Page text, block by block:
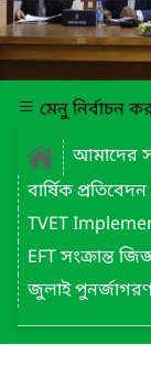
মেনু নির্বাচন
আমাদের
বার্ষিক
TVET
EFT সংক্রান্ত
জুলাই পুনর্জাগরণ